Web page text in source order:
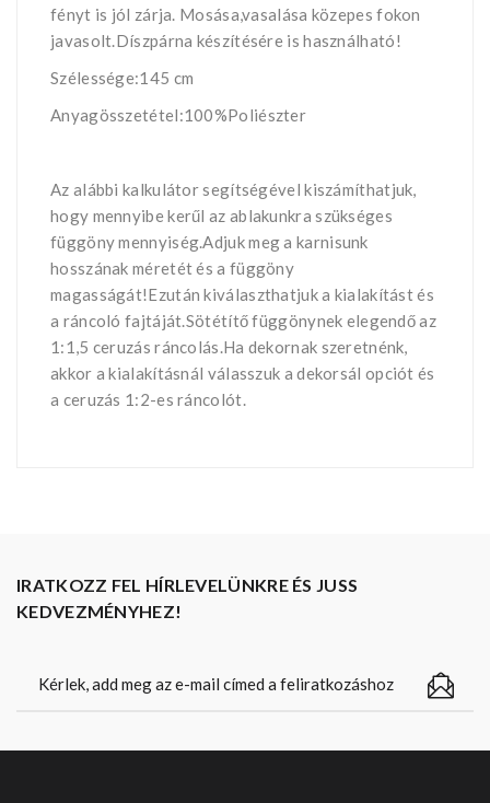
fényt is jól zárja. Mosása,vasalása közepes fokon
javasolt.Díszpárna készítésére is használható!
Szélessége:145 cm
Anyagösszetétel:100%Poliészter
Az alábbi kalkulátor segítségével kiszámíthatjuk,
hogy mennyibe kerűl az ablakunkra szükséges
függöny mennyiség.Adjuk meg a karnisunk
hosszának méretét és a függöny
magasságát!Ezután kiválaszthatjuk a kialakítást és
a ráncoló fajtáját.Sötétítő függönynek elegendő az
1:1,5 ceruzás ráncolás.Ha dekornak szeretnénk,
akkor a kialakításnál válasszuk a dekorsál opciót és
a ceruzás 1:2-es ráncolót.
IRATKOZZ FEL HÍRLEVELÜNKRE ÉS JUSS
KEDVEZMÉNYHEZ!